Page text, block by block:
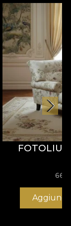
FOTOLIU
Aggiungi